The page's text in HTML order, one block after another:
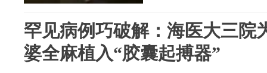
罕见病例巧破解：海医大三院
婆全麻植入“胶囊起搏器”